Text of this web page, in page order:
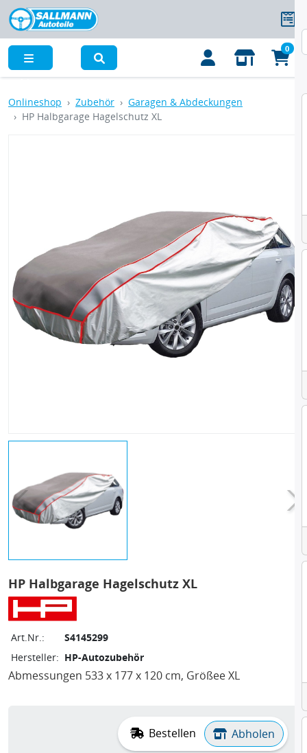
0
Onlineshop Zubehör
Garagen & Abdeckungen
HP Halbgarage Hagelschutz XL
HP Halbgarage Hagelschutz XL
Art.Nr.:
S4145299
Hersteller: HP-Autozubehör
Abmessungen 533 x 177 x 120 cm, Größee XL
Bestellen Abholen